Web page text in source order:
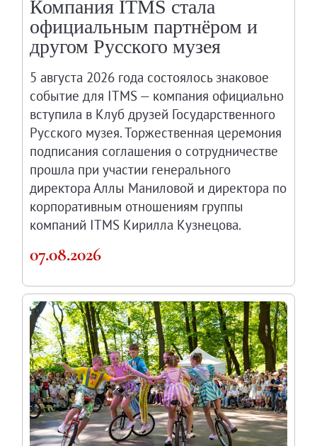
Русское искусство второй половины
Русское народное искусство XVII-XXI
Будущие выставки
Выездные выставки
Садко
Михаил Нестеров
Архив выставок
Степан Эрьзя – скульптор мира. К
Эпоха Императора Александра III и её
Архип Куинджи. Иллюзия света
Русская традиция
Фёдор Васильев. К 175-летию со дня
Посетителям
Справочная информация
Адреса и часы работы
О билетах, льготах и услугах
Правила покупки и возврата билетов
Правила посещения музея
Высказать мнение / Сообщить о проблеме
Экскурсии
Компания ITMS стала
официальным партнёром и
другом Русского музея
5 августа 2026 года состоялось знаковое
событие для ITMS — компания официально
вступила в Клуб друзей Государственного
Русского музея. Торжественная церемония
подписания соглашения о сотрудничестве
прошла при участии генерального
директора Аллы Маниловой и директора по
корпоративным отношениям группы
компаний ITMS Кирилла Кузнецова.
07.08.2026